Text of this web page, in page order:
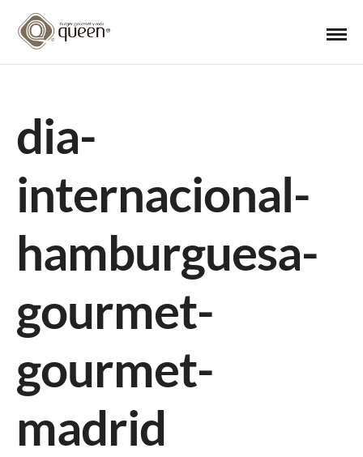
dia-
internacional-
hamburguesa-
gourmet-
gourmet-
madrid